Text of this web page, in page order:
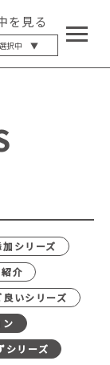
を見る
選択中 ▼
シリーズ
介
良いシリーズ
ン
シリーズ